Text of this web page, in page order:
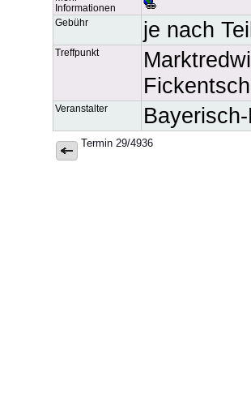
Informationen
Gebühr
je nach
Treffpunkt
Veranstalter
Termin 29/4936